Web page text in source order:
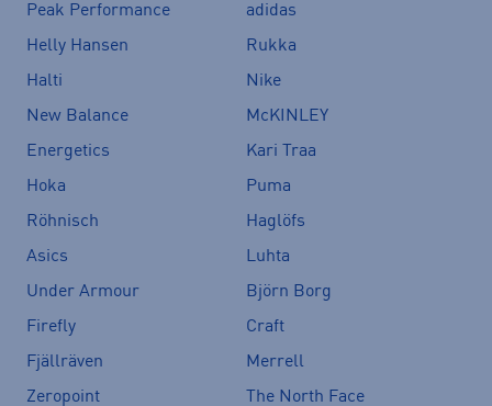
Peak Performance
adidas
Helly Hansen
Rukka
Halti
Nike
New Balance
McKINLEY
Energetics
Kari Traa
Hoka
Puma
Röhnisch
Haglöfs
Asics
Luhta
Under Armour
Björn Borg
Firefly
Craft
Fjällräven
Merrell
Zeropoint
The North Face